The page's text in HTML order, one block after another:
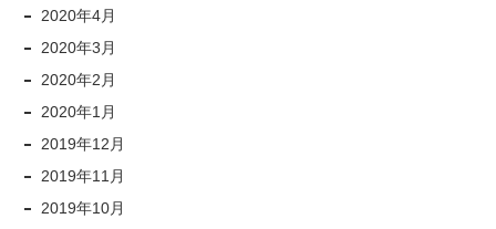
2020年4月
2020年3月
2020年2月
2020年1月
2019年12月
2019年11月
2019年10月